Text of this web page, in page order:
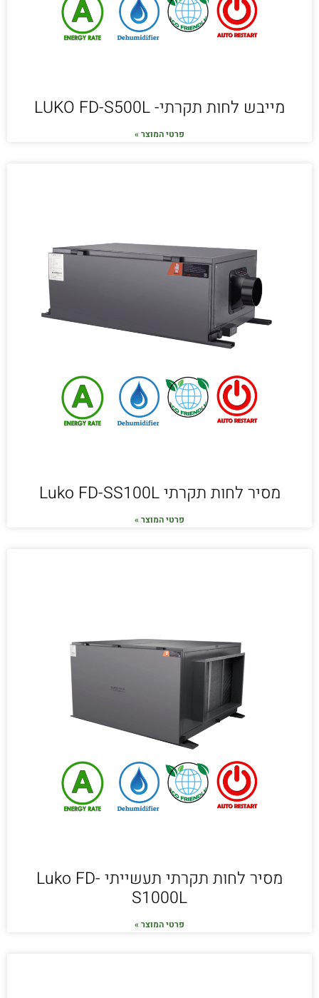
מייבש לחות תקרתי- LUKO FD-S500L
פרטי המוצר »
מסיר לחות תקרתי Luko FD-SS100L
פרטי המוצר »
מסיר לחות תקרתי תעשייתי Luko FD-
S1000L
פרטי המוצר »